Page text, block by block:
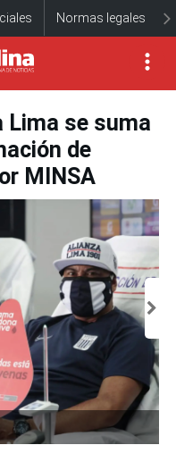
Normas legales
Lima se suma
de
MINSA